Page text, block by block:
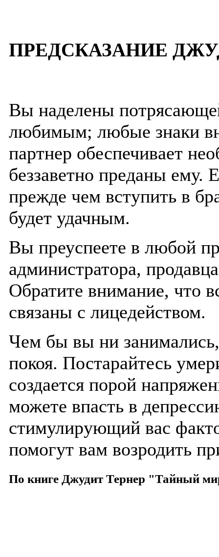
ПРЕДСКАЗАНИЕ
Вы наделены
любимым; любые знаки
партнер обеспечивает
беззаветно преданы ему.
прежде чем вступить в
будет удачным.
Вы преуспеете в любой
администратора,
Обратите внимание, что
связаны с лицедейством.
Чем бы вы ни
покоя. Постарайтесь
создается порой
можете впасть в
стимулирующий вас
помогут вам возродить
По книге Джудит Тернер "Тайный